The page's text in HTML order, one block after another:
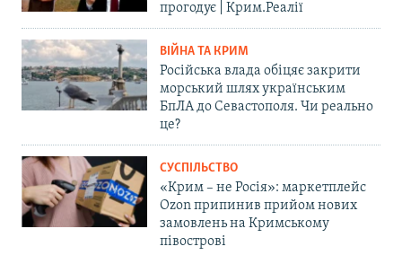
прогодує | Крим.Реалії
ВІЙНА ТА КРИМ
Російська влада обіцяє закрити
морський шлях українським
БпЛА до Севастополя. Чи реально
це?
СУСПІЛЬСТВО
«Крим – не Росія»: маркетплейс
Ozon припинив прийом нових
замовлень на Кримському
півострові